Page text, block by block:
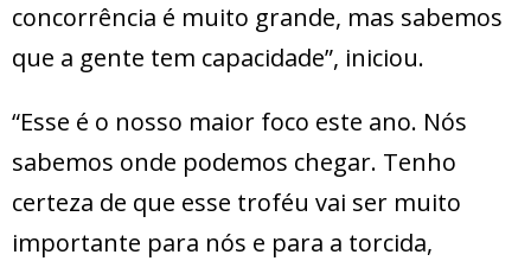
concorrência é muito grande, mas sabemos
que a gente tem capacidade”, iniciou.
“Esse é o nosso maior foco este ano. Nós
sabemos onde podemos chegar. Tenho
certeza de que esse troféu vai ser muito
importante para nós e para a torcida,